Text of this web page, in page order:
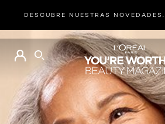
DESCUBRE NUESTRAS NOVEDADES.
BUSCAR